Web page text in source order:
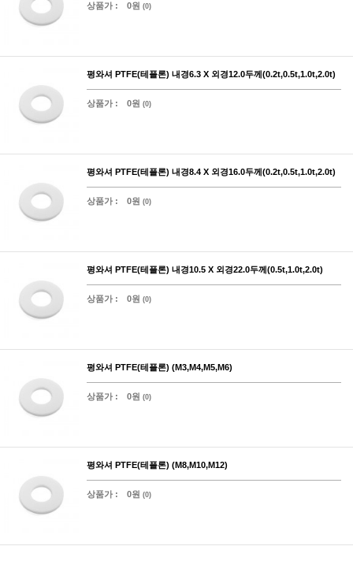
상품가 : 0원 (0)
평와셔 PTFE(테플론) 내경6.3 X 외경12.0두께(0.2t,0.5t,1.0t,2.0t)
상품가 : 0원 (0)
평와셔 PTFE(테플론) 내경8.4 X 외경16.0두께(0.2t,0.5t,1.0t,2.0t)
상품가 : 0원 (0)
평와셔 PTFE(테플론) 내경10.5 X 외경22.0두께(0.5t,1.0t,2.0t)
상품가 : 0원 (0)
평와셔 PTFE(테플론) (M3,M4,M5,M6)
상품가 : 0원 (0)
평와셔 PTFE(테플론) (M8,M10,M12)
상품가 : 0원 (0)